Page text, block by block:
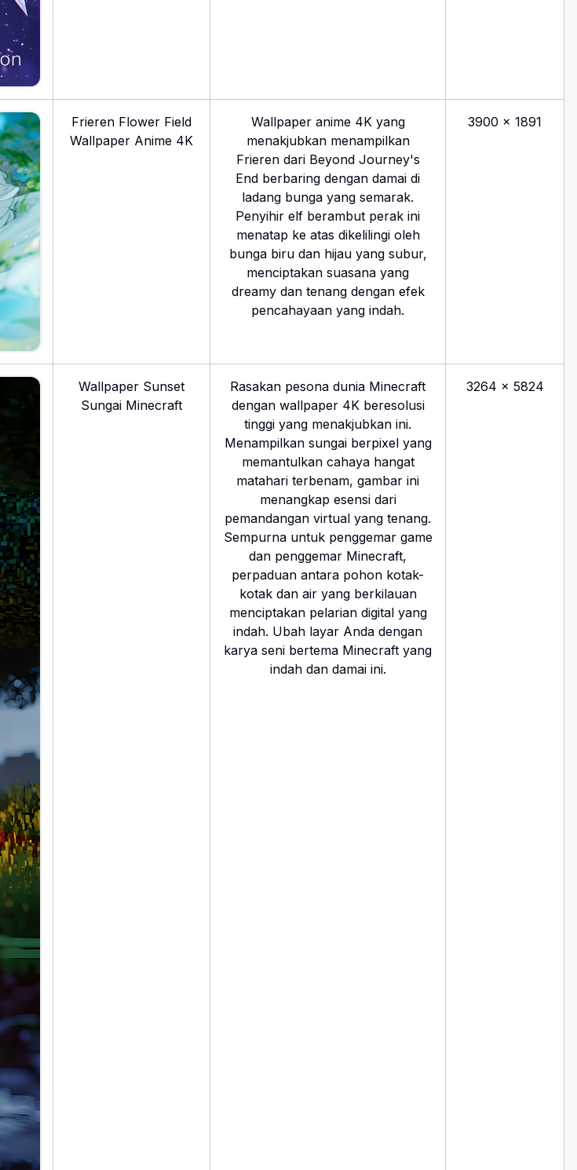
Frieren Flower Field
Wallpaper Anime 4K
Wallpaper anime 4K yang
menakjubkan menampilkan
Frieren dari Beyond Journey's
End berbaring dengan damai di
ladang bunga yang semarak.
Penyihir elf berambut perak ini
menatap ke atas dikelilingi oleh
bunga biru dan hijau yang subur,
menciptakan suasana yang
dreamy dan tenang dengan efek
pencahayaan yang indah.
3900 × 1891
Wallpaper Sunset
Sungai Minecraft
Rasakan pesona dunia Minecraft
dengan wallpaper 4K beresolusi
tinggi yang menakjubkan ini.
Menampilkan sungai berpixel yang
memantulkan cahaya hangat
matahari terbenam, gambar ini
menangkap esensi dari
pemandangan virtual yang tenang.
Sempurna untuk penggemar game
dan penggemar Minecraft,
perpaduan antara pohon kotak-
kotak dan air yang berkilauan
menciptakan pelarian digital yang
indah. Ubah layar Anda dengan
karya seni bertema Minecraft yang
indah dan damai ini.
3264 × 5824